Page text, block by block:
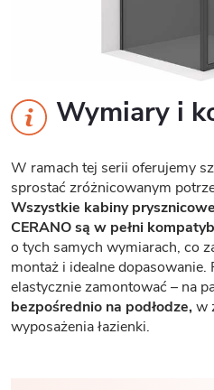
Wymiary i
W ramach tej serii oferujemy
sprostać zróżnicowanym
Wszystkie kabiny
CERANO są w pełni
o tych samych wymiarach, co
montaż i idealne dopasowanie.
elastycznie zamontować – na
bezpośrednio na podłodze,w
wyposażenia łazienki.